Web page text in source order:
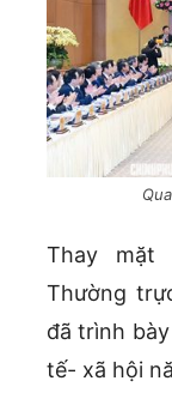
Thay mặt
Thường
đã trình
tế- xã hội